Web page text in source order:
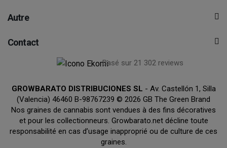
Autre
Contact
Basé sur 21 302 reviews
GROWBARATO DISTRIBUCIONES SL - Av. Castellón 1, Silla
(Valencia) 46460 B-98767239 © 2026 GB The Green Brand
Nos graines de cannabis sont vendues à des fins décoratives
et pour les collectionneurs. Growbarato.net décline toute
responsabilité en cas d’usage inapproprié ou de culture de ces
graines.